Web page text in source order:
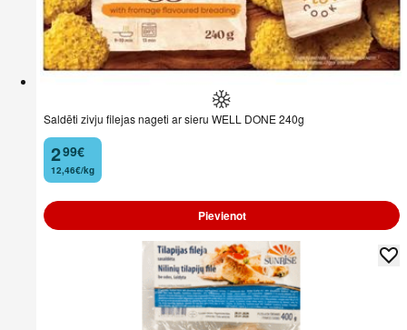
Saldēti zivju filejas nageti ar sieru WELL DONE 240g
2
. 99€
12,46€/kg
Pievienot